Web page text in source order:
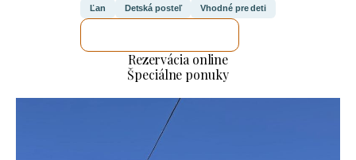
Ľan Detská posteľ Vhodné pre deti
Rezervácia online
Špeciálne ponuky